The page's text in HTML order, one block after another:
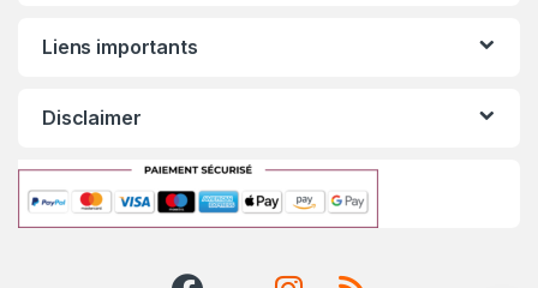
Liens importants
Disclaimer